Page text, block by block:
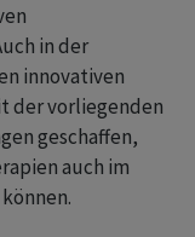
in der
innovativen
der vorliegenden
geschaffen,
auch im